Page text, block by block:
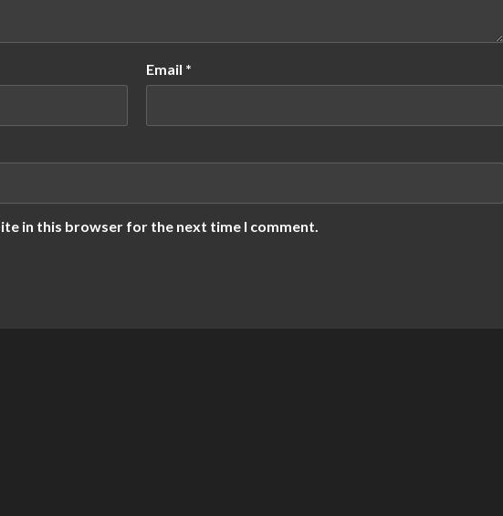
Email *
in this browser for the next time I comment.